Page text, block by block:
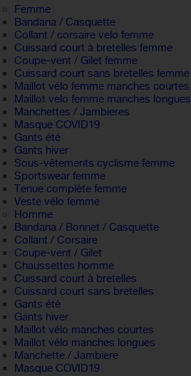
Femme
Bandana / Casquette
Collant / corsaire velo femme
Cuissard court à bretelles femme
Coupe-vent / Gilet femme
Cuissard court sans bretelles femme
Maillot vélo femme manches courtes
Maillot velo femme manches longues
Manchettes / Jambieres
Masque COVID19
Gants été
Gants hiver
Sous-vêtements cyclisme femme
Sportswear femme
Tenue complète femme
Veste vélo femme
Homme
Bandana / Bonnet / Casquette
Collant / Corsaire
Coupe-vent / Gilet
Chaussettes homme
Cuissard court à bretelles
Cuissard court sans bretelles
Gants été
Gants hiver
Maillot vélo manches courtes
Maillot vélo manches longues
Manchette / Jambiere
Masque COVID19